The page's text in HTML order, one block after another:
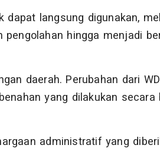
langsung digunakan,
hingga menjadi
daerah. Perubahan dari
yang dilakukan secara
administratif yang